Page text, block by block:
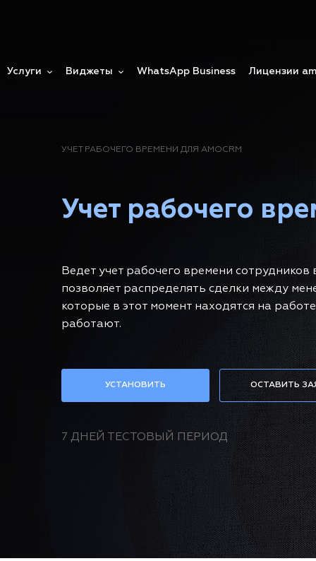
Услуги Виджеты WhatsApp Business Лицензии
УЧЕТ РАБОЧЕГО ВРЕМЕНИ ДЛЯ AMOCRM
Учет рабочего
Ведет учет рабочего времени сотрудников
позволяет распределять сделки между
которые в этот момент находятся на
работают.
УСТАНОВИТЬ ОСТАВИТЬ
7 ДНЕЙ ТЕСТОВЫЙ ПЕРИОД